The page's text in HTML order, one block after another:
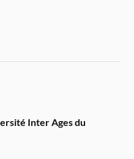
Inter Ages du